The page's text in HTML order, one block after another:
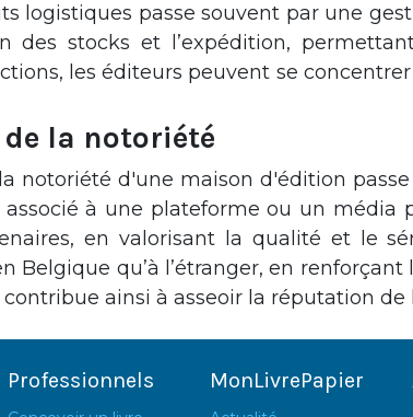
logistiques passe souvent par une
des stocks et l’expédition,
les éditeurs peuvent se
la notoriété
notoriété d'une maison d'édition
associé à une plateforme ou un
en valorisant la qualité et le
Belgique qu’à l’étranger, en
ainsi à asseoir la réputation de
Professionnels MonLivrePapier